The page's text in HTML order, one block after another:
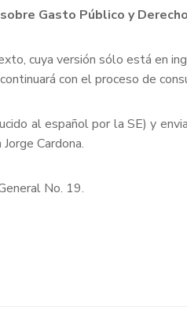
Gasto Público y
cuya versión sólo está en
con el proceso de
al español por la SE) y
Cardona.
No. 19.